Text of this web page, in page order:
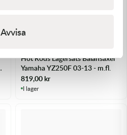
Avvisa
Hot Rods Lagersats Balansaxel
Yamaha YZ250F 03-13 - m.fl.
819,00kr
I lager